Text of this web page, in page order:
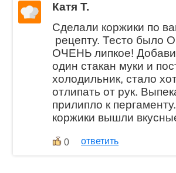
Катя Т.
Сделали коржики по
рецепту. Тесто было
ОЧЕНЬ липкое!
один стакан муки и
холодильник, стало
отлипать от рук.
прилипло к
коржики вышли
0 ответить